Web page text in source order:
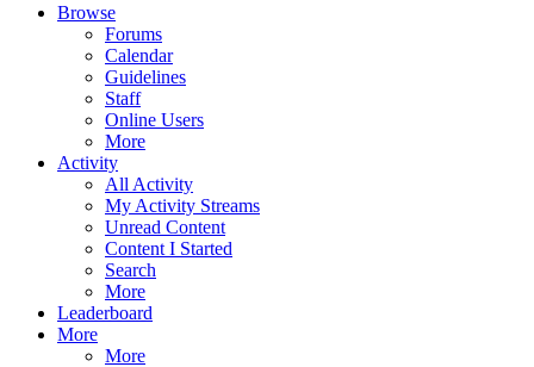
Browse
Forums
Calendar
Guidelines
Staff
Online Users
More
Activity
All Activity
My Activity Streams
Unread Content
Content I Started
Search
More
Leaderboard
More
More